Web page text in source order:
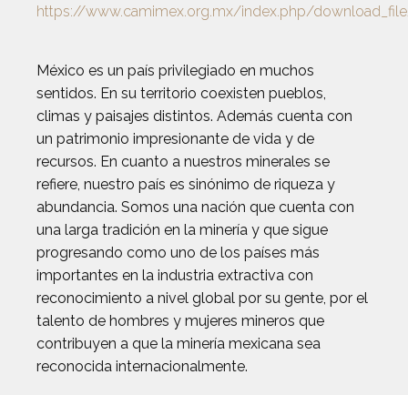
https://www.camimex.org.mx/index.php/
México es un país privilegiado en muchos
sentidos. En su territorio coexisten pueblos,
climas y paisajes distintos. Además cuenta con
un patrimonio impresionante de vida y de
recursos. En cuanto a nuestros minerales se
refiere, nuestro país es sinónimo de riqueza y
abundancia. Somos una nación que cuenta con
una larga tradición en la minería y que sigue
progresando como uno de los países más
importantes en la industria extractiva con
reconocimiento a nivel global por su gente, por el
talento de hombres y mujeres mineros que
contribuyen a que la minería mexicana sea
reconocida internacionalmente.